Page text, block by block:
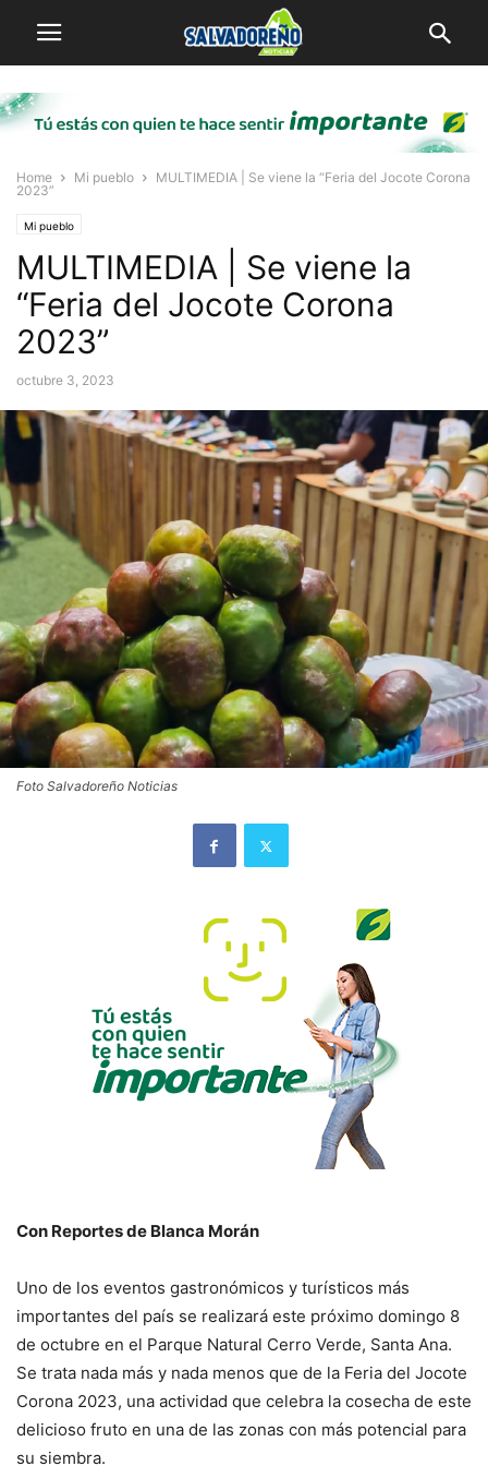
Home Mi pueblo
MULTIMEDIA | Se viene la “Feria del Jocote Corona
2023”
Mi pueblo
MULTIMEDIA | Se viene la
“Feria del Jocote Corona
2023”
octubre 3, 2023
Foto Salvadoreño Noticias
Con Reportes de Blanca Morán
Uno de los eventos gastronómicos y turísticos más
importantes del país se realizará este próximo domingo 8
de octubre en el Parque Natural Cerro Verde, Santa Ana.
Se trata nada más y nada menos que de la Feria del Jocote
Corona 2023, una actividad que celebra la cosecha de este
delicioso fruto en una de las zonas con más potencial para
su siembra.